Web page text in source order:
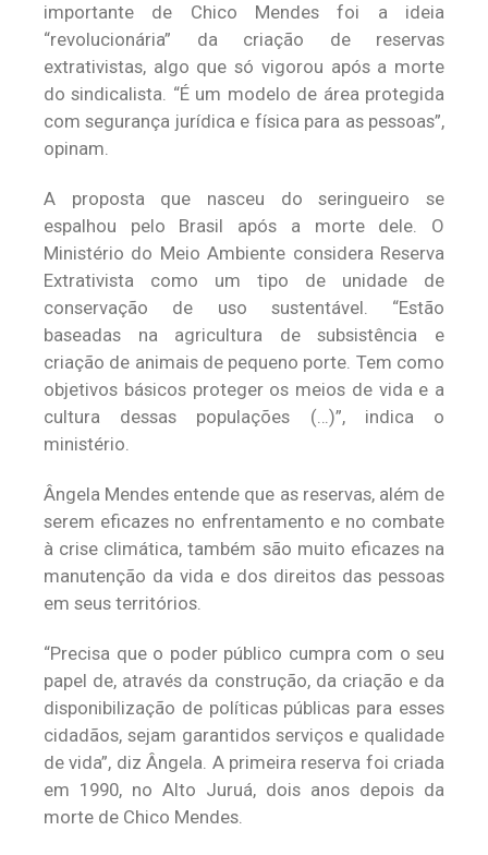
importante de Chico Mendes foi a ideia
“revolucionária” da criação de reservas
extrativistas, algo que só vigorou após a morte
do sindicalista. “É um modelo de área protegida
com segurança jurídica e física para as pessoas”,
opinam.
A proposta que nasceu do seringueiro se
espalhou pelo Brasil após a morte dele. O
Ministério do Meio Ambiente considera Reserva
Extrativista como um tipo de unidade de
conservação de uso sustentável. “Estão
baseadas na agricultura de subsistência e
criação de animais de pequeno porte. Tem como
objetivos básicos proteger os meios de vida e a
cultura dessas populações (…)”, indica o
ministério.
Ângela Mendes entende que as reservas, além de
serem eficazes no enfrentamento e no combate
à crise climática, também são muito eficazes na
manutenção da vida e dos direitos das pessoas
em seus territórios.
“Precisa que o poder público cumpra com o seu
papel de, através da construção, da criação e da
disponibilização de políticas públicas para esses
cidadãos, sejam garantidos serviços e qualidade
de vida”, diz Ângela. A primeira reserva foi criada
em 1990, no Alto Juruá, dois anos depois da
morte de Chico Mendes.